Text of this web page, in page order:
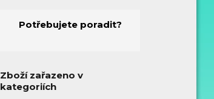
Potřebujete poradit?
Zboží zařazeno v
kategoriích